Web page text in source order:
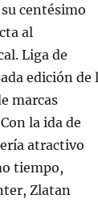
centésimo
al
Liga de
edición de
marcas
la ida de
atractivo
tiempo,
Zlatan